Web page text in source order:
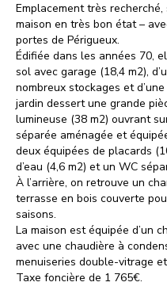
Emplacement très
maison en très bon état –
portes de Périgueux.
Édifiée dans les années 70,
sol avec garage (18,4 m2),
nombreux stockages et
jardin dessert une grande
lumineuse (38 m2) ouvrant
séparée aménagée et
deux équipées de placards
d’eau (4,6 m2) et un WC
À l’arrière, on retrouve un
terrasse en bois couverte
saisons.
La maison est équipée d’un
avec une chaudière à
menuiseries double-vitrage
Taxe foncière de 1 765€.